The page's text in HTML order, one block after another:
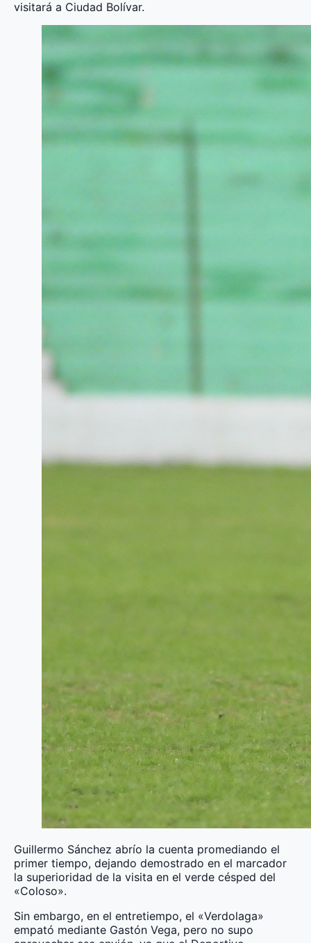
visitará a Ciudad Bolívar.
Guillermo Sánchez abrío la cuenta promediando el
primer tiempo, dejando demostrado en el marcador
la superioridad de la visita en el verde césped del
«Coloso».
Sin embargo, en el entretiempo, el «Verdolaga»
empató mediante Gastón Vega, pero no supo